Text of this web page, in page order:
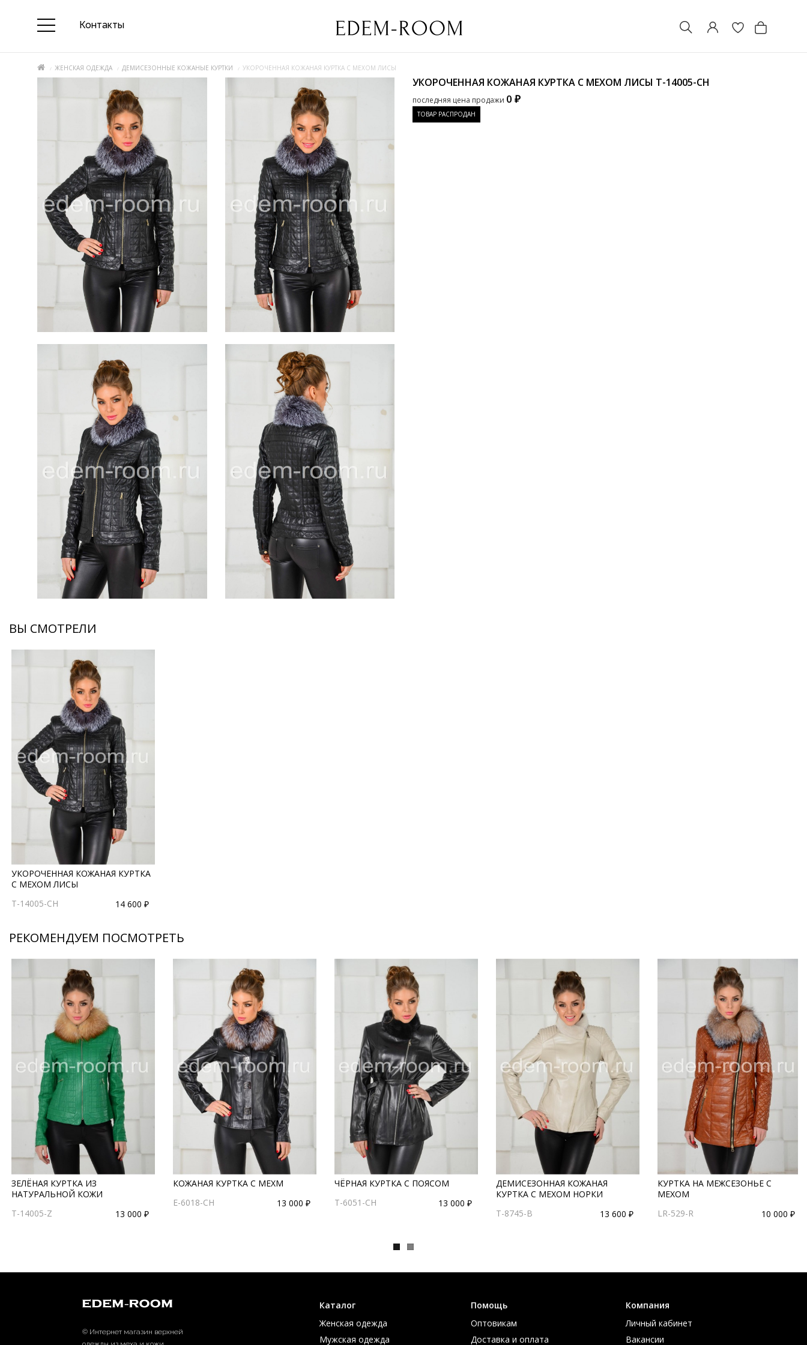
Контакты
ЖЕНСКАЯ ОДЕЖДА ДЕМИСЕЗОННЫЕ КОЖАНЫЕ КУРТКИ УКОРОЧЕННАЯ КОЖАНАЯ КУРТКА С МЕХОМ ЛИСЫ
УКОРОЧЕННАЯ КОЖАНАЯ КУРТКА С МЕХОМ ЛИСЫ T-14005-CH
последняя цена продажи 0 ₽
ТОВАР РАСПРОДАН
ВЫ СМОТРЕЛИ
УКОРОЧЕННАЯ КОЖАНАЯ КУРТКА
С МЕХОМ ЛИСЫ
T-14005-CH
14 600 ₽
РЕКОМЕНДУЕМ ПОСМОТРЕТЬ
ЗЕЛЁНАЯ КУРТКА ИЗ
НАТУРАЛЬНОЙ КОЖИ
T-14005-Z
13 000 ₽
КОЖАНАЯ КУРТКА С МЕХМ
Е-6018-CH
13 000 ₽
ЧЁРНАЯ КУРТКА С ПОЯСОМ
T-6051-CH
13 000 ₽
ДЕМИСЕЗОННАЯ КОЖАНАЯ
КУРТКА С МЕХОМ НОРКИ
T-8745-B
13 600 ₽
КУРТКА НА МЕЖСЕЗОНЬЕ С
МЕХОМ
LR-529-R
10 000 ₽
© Интернет магазин верхней
Каталог
Женская одежда
Мужская одежда
Помощь
Оптовикам
Доставка и оплата
Компания
Личный кабинет
Вакансии